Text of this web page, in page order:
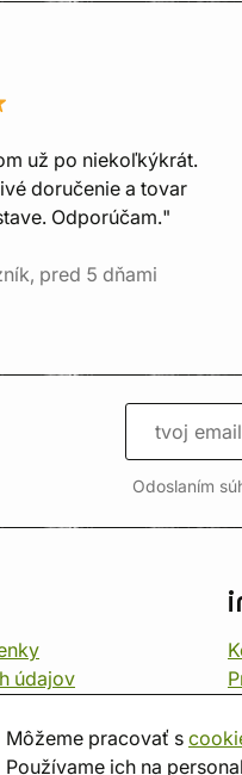
Môžeme pracovať s
Používame ich na
už po niekoľkýkrát.
doručenie a tovar
Odporúčam."
pred 5 dňami
Odoslaním
údajov